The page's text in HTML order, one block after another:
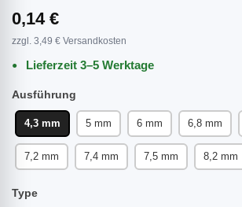
0,14 €
zzgl. 3,49 € Versandkosten
Lieferzeit 3–5 Werktage
Ausführung
4,3 mm 5 mm 6 mm 6,8 mm
7,2 mm 7,4 mm 7,5 mm 8,2 mm
Type